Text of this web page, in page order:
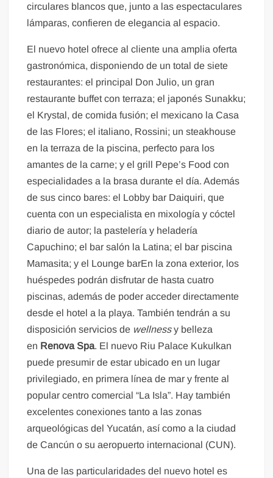
circulares blancos que, junto a las espectaculares
lámparas, confieren de elegancia al espacio.
El nuevo hotel ofrece al cliente una amplia oferta
gastronómica, disponiendo de un total de siete
restaurantes: el principal Don Julio, un gran
restaurante buffet con terraza; el japonés Sunakku;
el Krystal, de comida fusión; el mexicano la Casa
de las Flores; el italiano, Rossini; un steakhouse
en la terraza de la piscina, perfecto para los
amantes de la carne; y el grill Pepe’s Food con
especialidades a la brasa durante el día. Además
de sus cinco bares: el Lobby bar Daiquiri, que
cuenta con un especialista en mixología y cóctel
diario de autor; la pastelería y heladería
Capuchino; el bar salón la Latina; el bar piscina
Mamasita; y el Lounge barEn la zona exterior, los
huéspedes podrán disfrutar de hasta cuatro
piscinas, además de poder acceder directamente
desde el hotel a la playa. También tendrán a su
disposición servicios de wellnessy belleza
en Renova Spa. El nuevo Riu Palace Kukulkan
puede presumir de estar ubicado en un lugar
privilegiado, en primera línea de mar y frente al
popular centro comercial “La Isla”. Hay también
excelentes conexiones tanto a las zonas
arqueológicas del Yucatán, así como a la ciudad
de Cancún o su aeropuerto internacional (CUN).
Una de las particularidades del nuevo hotel es